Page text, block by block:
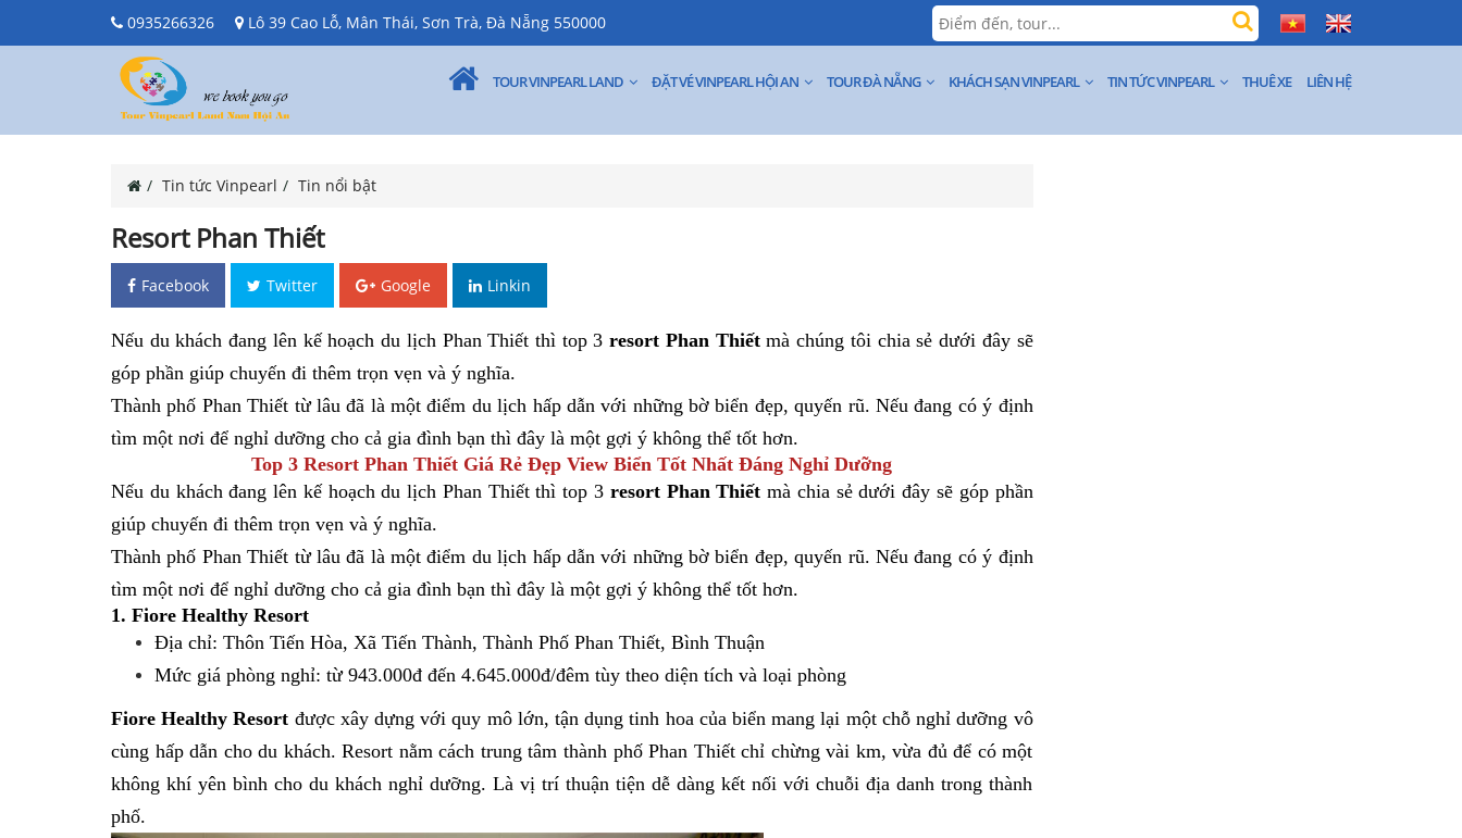
0935266326 Lô 39 Cao Lỗ, Mân Thái, Sơn Trà, Đà Nẵng 550000
TOUR VINPEARL LAND ĐẶT VÉ VINPEARL HỘI AN TOUR ĐÀ NẴNG KHÁCH SẠN VINPEARL TIN TỨC VINPEARL THUÊ XE LIÊN HỆ
Tin tức Vinpearl Tin nổi bật
Resort Phan Thiết
Facebook Twitter Google Linkin
Nếu du khách đang lên kế hoạch du lịch Phan Thiết thì top 3resort Phan Thiếtmà chúng tôi chia sẻ dưới đây sẽ
góp phần giúp chuyến đi thêm trọn vẹn và ý nghĩa.
Thành phố Phan Thiết từ lâu đã là một điểm du lịch hấp dẫn với những bờ biển đẹp, quyến rũ. Nếu đang có ý định
tìm một nơi để nghỉ dưỡng cho cả gia đình bạn thì đây là một gợi ý không thể tốt hơn.
Top 3 Resort Phan Thiết Giá Rẻ Đẹp View Biển Tốt Nhất Đáng Nghỉ Dưỡng
Nếu du khách đang lên kế hoạch du lịch Phan Thiết thì top 3 resort Phan Thiết mà chia sẻ dưới đây sẽ góp phần
giúp chuyến đi thêm trọn vẹn và ý nghĩa.
Thành phố Phan Thiết từ lâu đã là một điểm du lịch hấp dẫn với những bờ biển đẹp, quyến rũ. Nếu đang có ý định
tìm một nơi để nghỉ dưỡng cho cả gia đình bạn thì đây là một gợi ý không thể tốt hơn.
1. Fiore Healthy Resort
Địa chỉ: Thôn Tiến Hòa, Xã Tiến Thành, Thành Phố Phan Thiết, Bình Thuận
Mức giá phòng nghỉ: từ 943.000đ đến 4.645.000đ/đêm tùy theo diện tích và loại phòng
Fiore Healthy Resort được xây dựng với quy mô lớn, tận dụng tinh hoa của biển mang lại một chỗ nghỉ dưỡng vô
cùng hấp dẫn cho du khách. Resort nằm cách trung tâm thành phố Phan Thiết chỉ chừng vài km, vừa đủ để có một
không khí yên bình cho du khách nghỉ dưỡng. Là vị trí thuận tiện dễ dàng kết nối với chuỗi địa danh trong thành
phố.